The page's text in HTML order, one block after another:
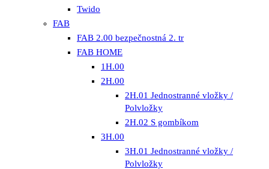
Twido
FAB
FAB 2.00 bezpečnostná 2. tr
FAB HOME
1H.00
2H.00
2H.01 Jednostranné vložky /
Polvložky
2H.02 S gombíkom
3H.00
3H.01 Jednostranné vložky /
Polvložky